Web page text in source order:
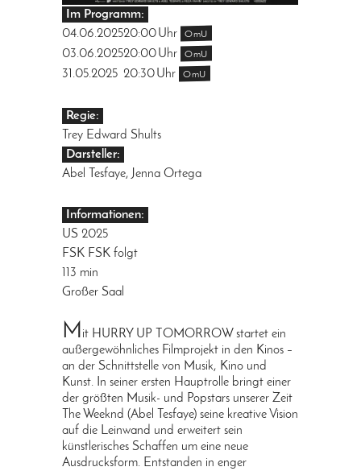
Im Programm:
04.06.202520:00Uhr OmU
03.06.202520:00Uhr OmU
31.05.2025 20:30Uhr OmU
Regie:
Trey Edward Shults
Darsteller:
Abel Tesfaye, Jenna Ortega
Informationen:
US 2025
FSK FSK folgt
113 min
Großer Saal
Mit HURRY UP TOMORROW startet ein
außergewöhnliches Filmprojekt in den Kinos –
an der Schnittstelle von Musik, Kino und
Kunst. In seiner ersten Hauptrolle bringt einer
der größten Musik- und Popstars unserer Zeit
The Weeknd (Abel Tesfaye) seine kreative Vision
auf die Leinwand und erweitert sein
künstlerisches Schaffen um eine neue
Ausdrucksform. Entstanden in enger